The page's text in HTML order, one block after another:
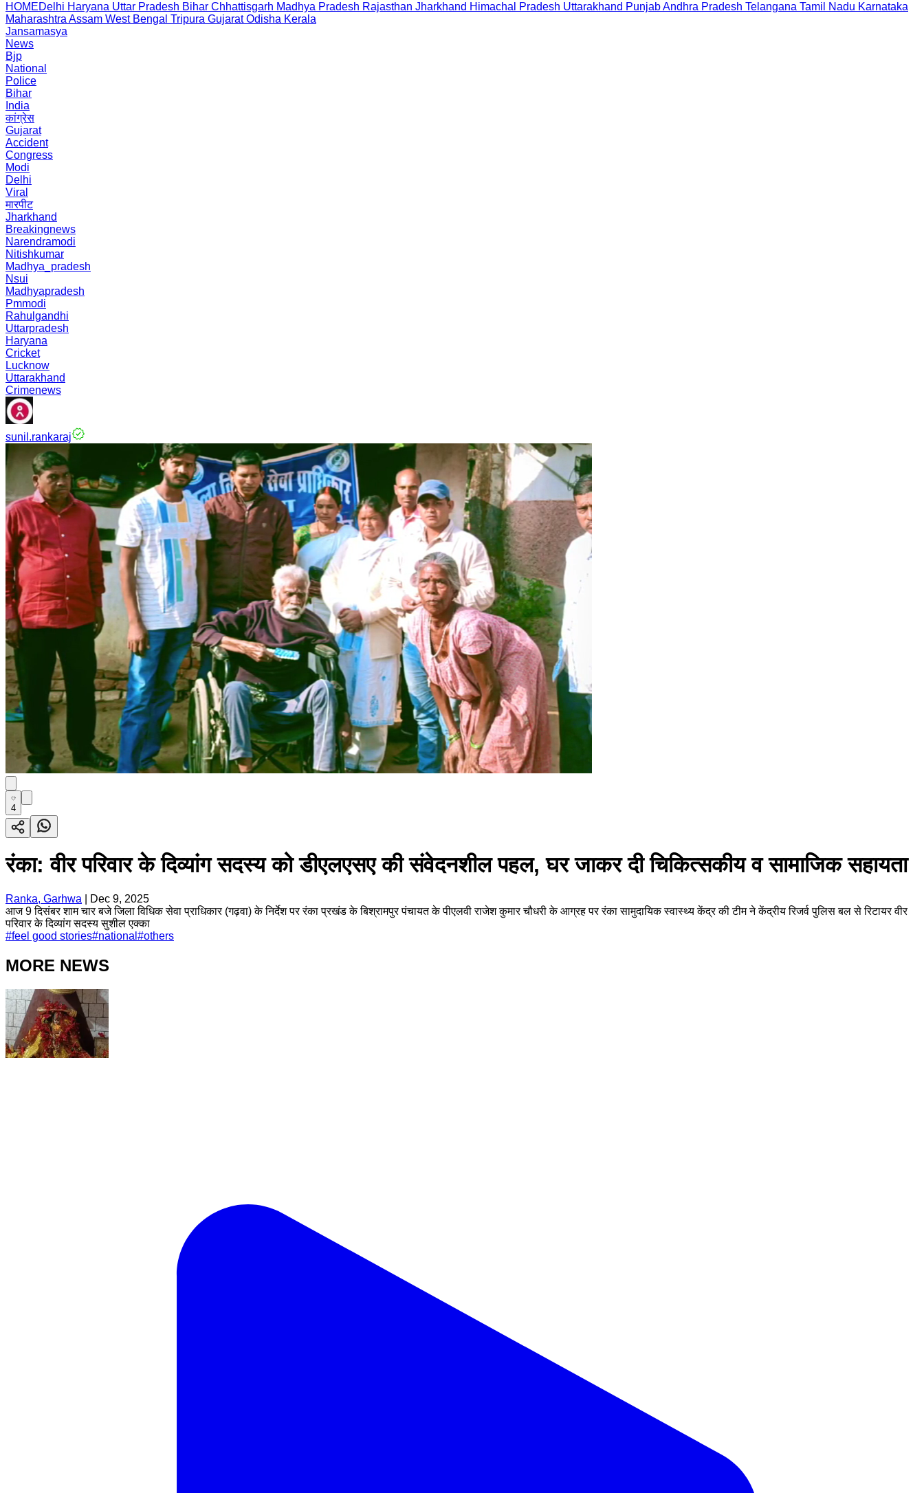
HOMEDelhi Haryana Uttar Pradesh Bihar Chhattisgarh Madhya Pradesh Rajasthan Jharkhand Himachal Pradesh Uttarakhand PunjabAndhra Pradesh Telangana Tamil Nadu Karnataka
Maharashtra Assam West Bengal Tripura Gujarat Odisha Kerala
Jansamasya
News
Bjp
National
Police
Bihar
India
कांग्रेस
Gujarat
Accident
Congress
Modi
Delhi
Viral
मारपीट
Jharkhand
Breakingnews
Narendramodi
Nitishkumar
Madhya_pradesh
Nsui
Madhyapradesh
Pmmodi
Rahulgandhi
Uttarpradesh
Haryana
Cricket
Lucknow
Uttarakhand
Crimenews
sunil.rankaraj
4
रंका: वीर परिवार के दिव्यांग सदस्य को डीएलएसए की संवेदनशील पहल, घर जाकर दी चिकित्सकीय व सामाजिक सहायता
Ranka, Garhwa
Dec 9, 2025
आज 9 दिसंबर शाम चार बजे जिला विधिक सेवा प्राधिकार (गढ़वा) के निर्देश पर रंका प्रखंड के बिश्रामपुर पंचायत के पीएलवी राजेश कुमार चौधरी के आग्रह पर रंका सामुदायिक स्वास्थ्य केंद्र की टीम ने केंद्रीय रिजर्व पुलिस बल से रिटायर वीर
परिवार के दिव्यांग सदस्य सुशील एक्का
#feel good stories#national #others
MORE NEWS